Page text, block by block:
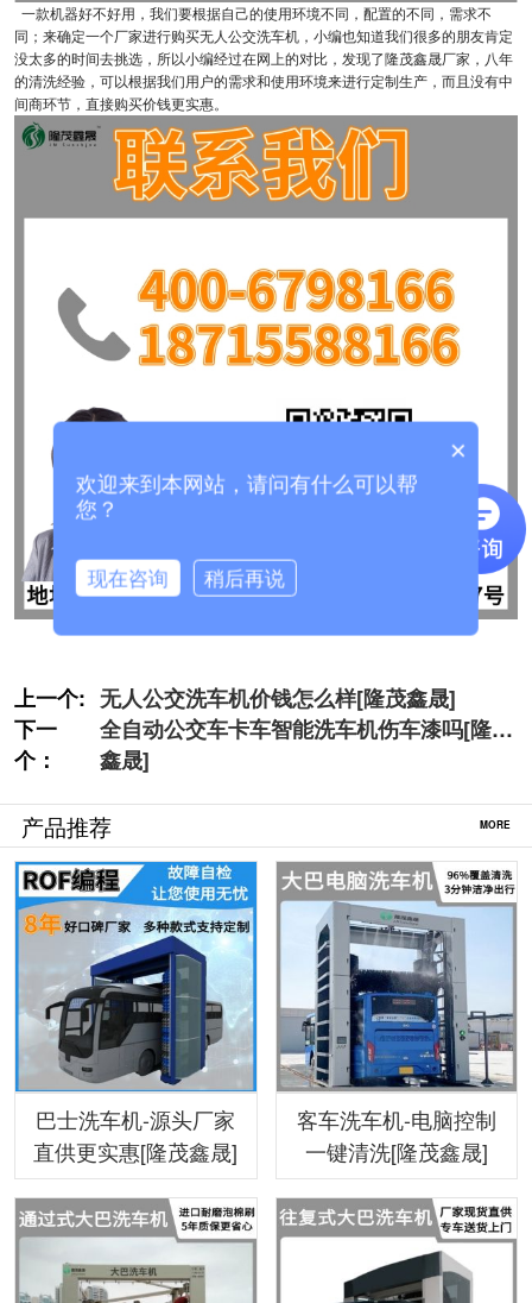
一款机器好不好用，我们要根据自己的使用环境不同，配置的不同，需求不
同；来确定一个厂家进行购买无人公交洗车机，小编也知道我们很多的朋友肯定
没太多的时间去挑选，所以小编经过在网上的对比，发现了隆茂鑫晟厂家，八年
的清洗经验，可以根据我们用户的需求和使用环境来进行定制生产，而且没有中
间商环节，直接购买价钱更实惠。
上一个: 无人公交洗车机价钱怎么样[隆茂鑫晟]
下一
个：
全自动公交车卡车智能洗车机伤车漆吗[隆茂
鑫晟]
产品推荐 MORE
巴士洗车机-源头厂家
直供更实惠[隆茂鑫晟]
客车洗车机-电脑控制
一键清洗[隆茂鑫晟]
×
欢迎来到本网站，请问有什么可以帮
您？
现在咨询 稍后再说